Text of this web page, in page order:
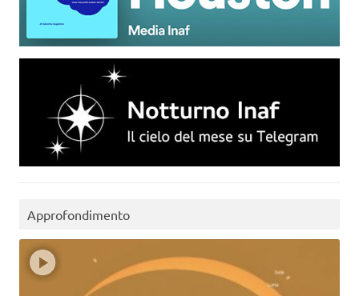
Approfondimento